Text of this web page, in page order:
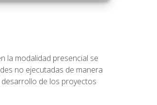
la modalidad presencial se
no ejecutadas de manera
de los proyectos